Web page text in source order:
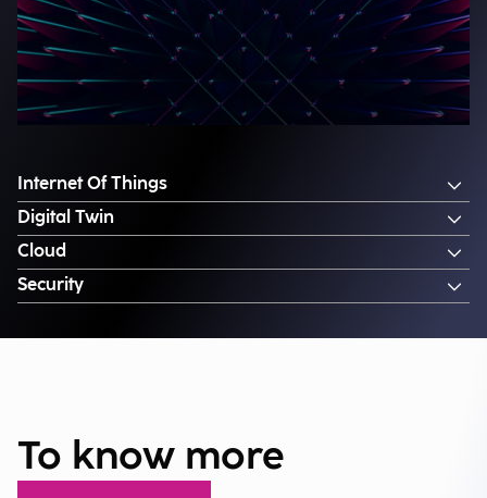
Internet Of Things
Digital Twin
Cloud
Security
To know more